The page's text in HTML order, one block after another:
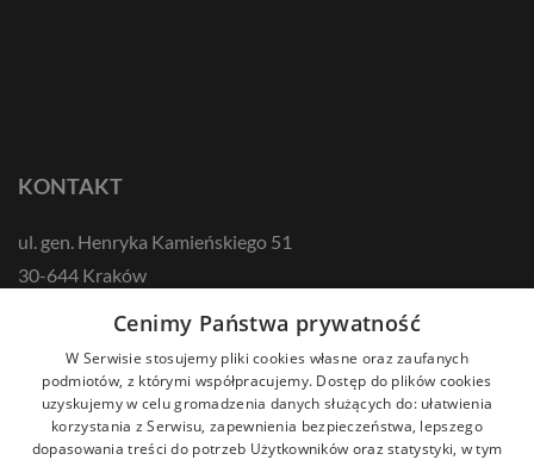
KONTAKT
ul. gen. Henryka Kamieńskiego 51
30-644 Kraków
kontakt@zikodlazdrowia.org
DOWIEDZ SIĘ WIĘCEJ!
Cenimy Państwa prywatność
W Serwisie stosujemy pliki cookies własne oraz zaufanych
podmiotów, z którymi współpracujemy. Dostęp do plików cookies
uzyskujemy w celu gromadzenia danych służących do: ułatwienia
korzystania z Serwisu, zapewnienia bezpieczeństwa, lepszego
dopasowania treści do potrzeb Użytkowników oraz statystyki, w tym